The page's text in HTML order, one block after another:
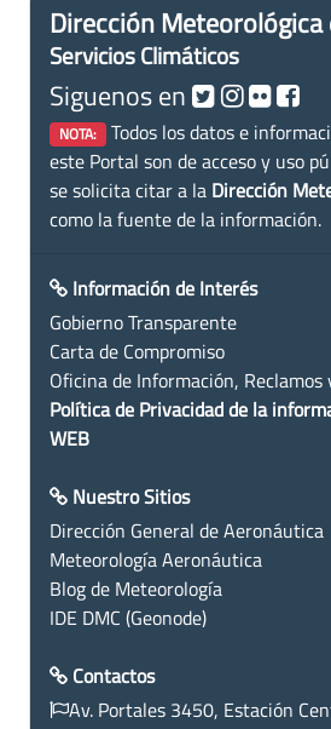
Dirección Meteorológica
Servicios Climáticos
Siguenos en
NOTA: Todos los datos e
este Portal son de acceso y uso
se solicita citar a la Dirección
como la fuente de la información.
Información de Interés
Gobierno Transparente
Carta de Compromiso
Oficina de Información, Reclamos
Política de Privacidad de la
WEB
Nuestro Sitios
Dirección General de Aeronáutica
Meteorología Aeronáutica
Blog de Meteorología
IDE DMC (Geonode)
Contactos
Av. Portales 3450, Estación